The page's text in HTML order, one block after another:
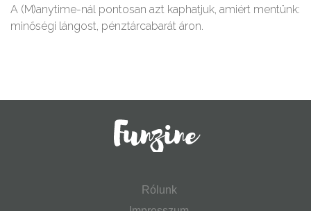
A (M)anytime-nál pontosan azt kaphatjuk, amiért mentünk:
minőségi lángost, pénztárcabarát áron.
Rólunk